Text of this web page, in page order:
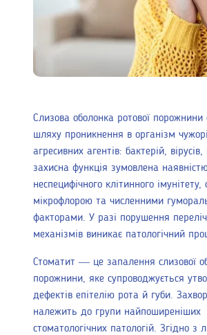
Слизова оболонка ротової порожнини
шляху проникнення в організм
агресивних агентів: бактерій, вірусів,
захисна функція зумовлена
неспецифічного клітинного
мікрофлорою та численними
факторами. У разі порушення
механізмів виникає патологічний
Стоматит — це запалення слизової
порожнини, яке супроводжується
дефектів епітелію рота й губи.
належить до групи найпоширеніших
стоматологічних патологій. Згідно з